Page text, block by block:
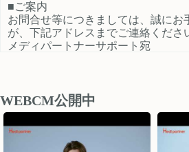
■ご案内
お問合せ等につきましては、誠にお
が、下記アドレスまでご連絡くださ
メディパートナーサポート宛
後、順次確認し対応させていただき
以上、ご迷惑をお掛け致しますが、
申し上げます。
WEBCM公開中